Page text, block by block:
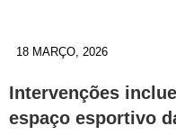
18 MARÇO, 2026
Intervenções
espaço esportivo